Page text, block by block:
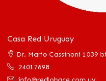
Casa Red Uruguay
Dr. Mario Cassinoni 1039
24017698